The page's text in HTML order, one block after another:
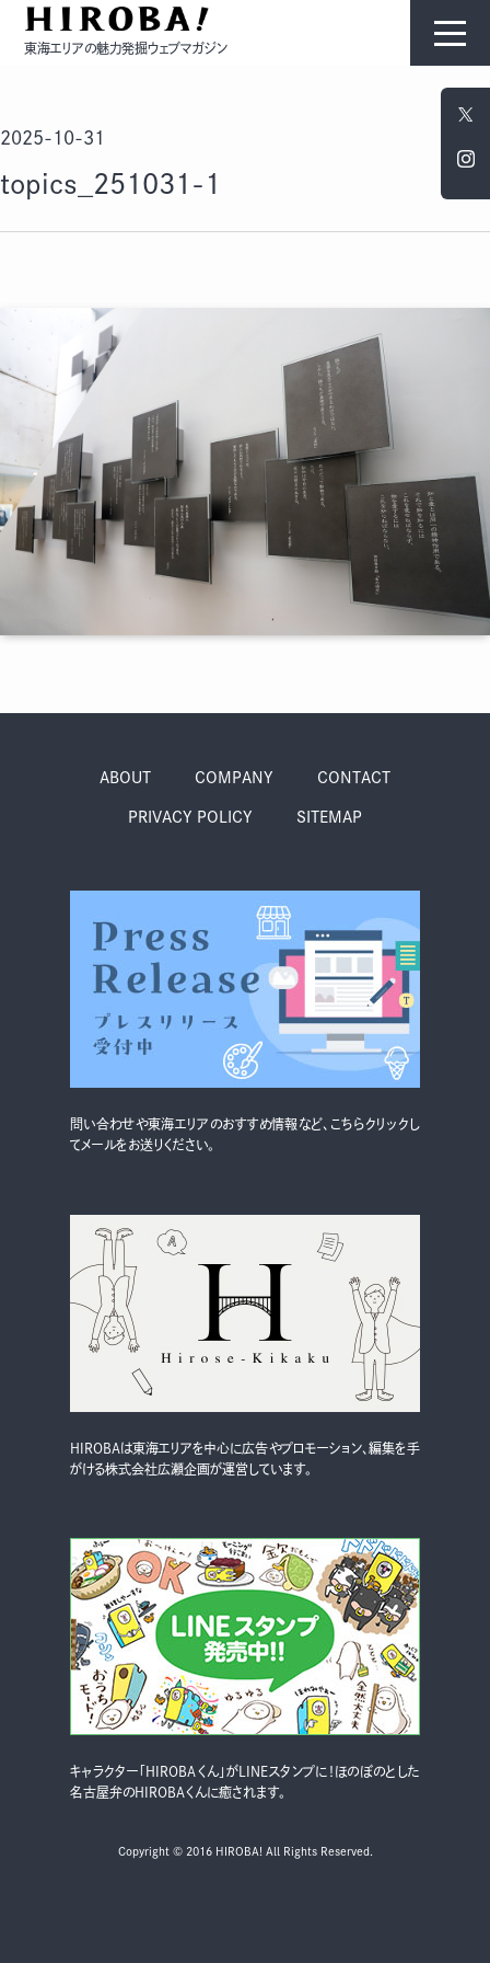
東海エリアの魅力発掘ウェブマガジン
コンテンツ
モノ ひと
季節・まち まち・スポット
グルメ・まち イベント
お問い合わせ
検索する
CLOSE
2025-10-31
topics_251031-1
ABOUT COMPANY CONTACT
PRIVACY POLICY SITEMAP
問い合わせや東海エリアのおすすめ情報など、こちらクリックし
てメールをお送りください。
HIROBAは東海エリアを中心に広告やプロモーション、編集を手
がける株式会社広瀬企画が運営しています。
キャラクター「HIROBAくん」がLINEスタンプに！ほのぼのとした
名古屋弁のHIROBAくんに癒されます。
Copyright © 2016 HIROBA! All Rights Reserved.